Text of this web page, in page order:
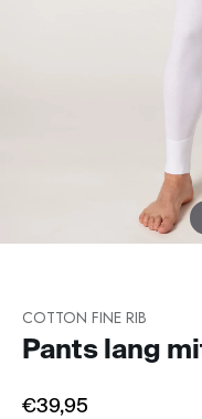
COTTON FINE RIB
Pants lang
€39,95